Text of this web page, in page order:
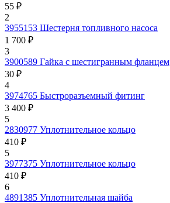
55 ₽
2
3955153 Шестерня топливного насоса
1 700 ₽
3
3900589 Гайка с шестигранным фланцем
30 ₽
4
3974765 Быстроразъемный фитинг
3 400 ₽
5
2830977 Уплотнительное кольцо
410 ₽
5
3977375 Уплотнительное кольцо
410 ₽
6
4891385 Уплотнительная шайба